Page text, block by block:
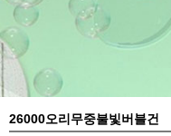
26000오리무중불빛버블건